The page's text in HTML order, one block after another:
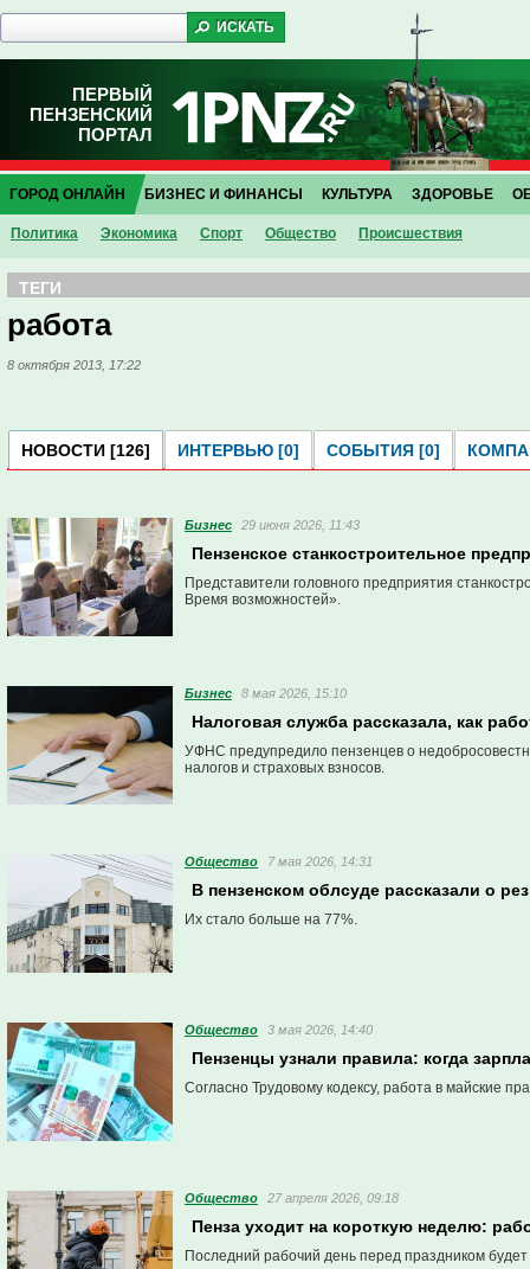
ПЕРВЫЙ
ПЕНЗЕНСКИЙ
ПОРТАЛ
ГОРОД ОНЛАЙН
Политика Экономика Спорт Общество Проиcшествия
БИЗНЕС И ФИНАНСЫ КУЛЬТУРА ЗДОРОВЬЕ
ТЕГИ
работа
8 октября 2013, 17:22
НОВОСТИ [126] ИНТЕРВЬЮ [0] СОБЫТИЯ [0]
Бизнес 29 июня 2026, 11:43
Пензенское станкостроительное
Представители головного предприятия
Время возможностей».
Бизнес 8 мая 2026, 15:10
Налоговая служба рассказала, как
УФНС предупредило пензенцев о
налогов и страховых взносов.
Общество 7 мая 2026, 14:31
В пензенском облсуде рассказали о
Их стало больше на 77%.
Общество 3 мая 2026, 14:40
Пензенцы узнали правила: когда
Согласно Трудовому кодексу, работа в майские
Общество 27 апреля 2026, 09:18
Пенза уходит на короткую неделю:
Последний рабочий день перед праздником будет